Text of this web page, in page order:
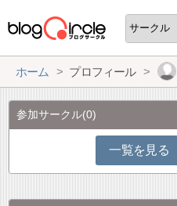
ホーム プロフィール
参加サークル(0)
一覧を見る